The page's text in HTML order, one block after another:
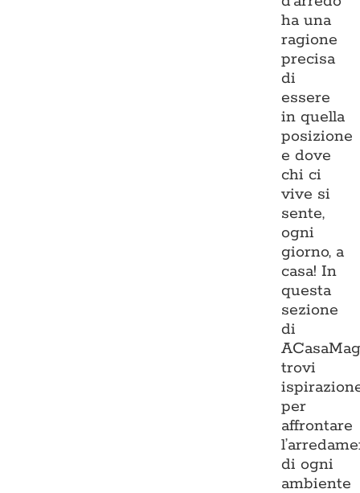
ha una
ragione
precisa
di
essere
in quella
posizione
e dove
chi ci
vive si
sente,
ogni
giorno, a
casa! In
questa
sezione
di
trovi
per
affrontare
di ogni
ambiente